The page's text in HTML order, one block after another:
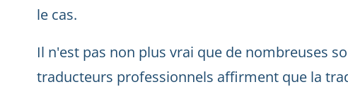
le cas.
Il n'est pas non plus vrai que de nombreuses
traducteurs professionnels affirment que la